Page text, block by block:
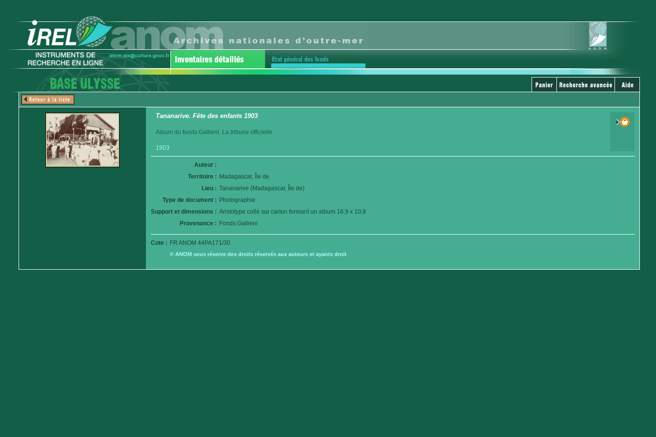
Tananarive. Fête des enfants 1903
Album du fonds Gallieni. La tribune officielle.
1903
Auteur :
Territoire : Madagascar, Île de
Lieu : Tananarive (Madagascar, Île de)
Type de document : Photographie
Support et dimensions : Aristotype collé sur carton formant un album 16,9 x 10,8
Provenance : Fonds Gallieni
Cote : FR ANOM 44PA171/30
© ANOM sous réserve des droits réservés aux auteurs et ayants droit